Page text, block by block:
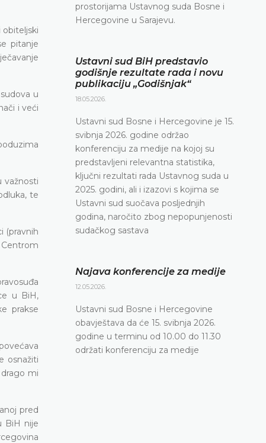
obiteljski
pitanje
u
i veći
važnosti
te
(pravnih
u BiH,
prakse
osnažiti
mi
pred
BiH nije
prostorijama Ustavnog suda Bosne i
Hercegovine u Sarajevu.
Ustavni sud BiH predstavio
godišnje rezultate rada i novu
publikaciju „Godišnjak“
18.05.2026.
Ustavni sud Bosne i Hercegovine je 15.
svibnja 2026. godine održao
konferenciju za medije na kojoj su
predstavljeni relevantna statistika,
ključni rezultati rada Ustavnog suda u
2025. godini, ali i izazovi s kojima se
Ustavni sud suočava posljednjih
godina, naročito zbog nepopunjenosti
sudačkog sastava
Najava konferencije za medije
12.05.2026.
Ustavni sud Bosne i Hercegovine
obavještava da će 15. svibnja 2026.
godine u terminu od 10.00 do 11.30
održati konferenciju za medije